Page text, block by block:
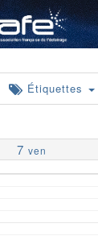
Étiquettes
7 ven